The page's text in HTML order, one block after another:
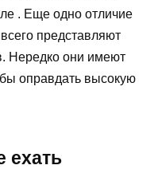
. Еще одно отличие
представляют
Нередко они имеют
оправдать высокую
ехать